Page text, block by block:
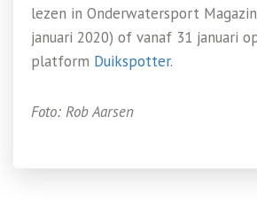
lezen in Onderwatersport
januari 2020) of vanaf 31 januari
platform Duikspotter.
Foto: Rob Aarsen